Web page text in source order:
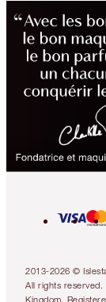
2013-2026 ©
All rights reserved.
Kingdom.